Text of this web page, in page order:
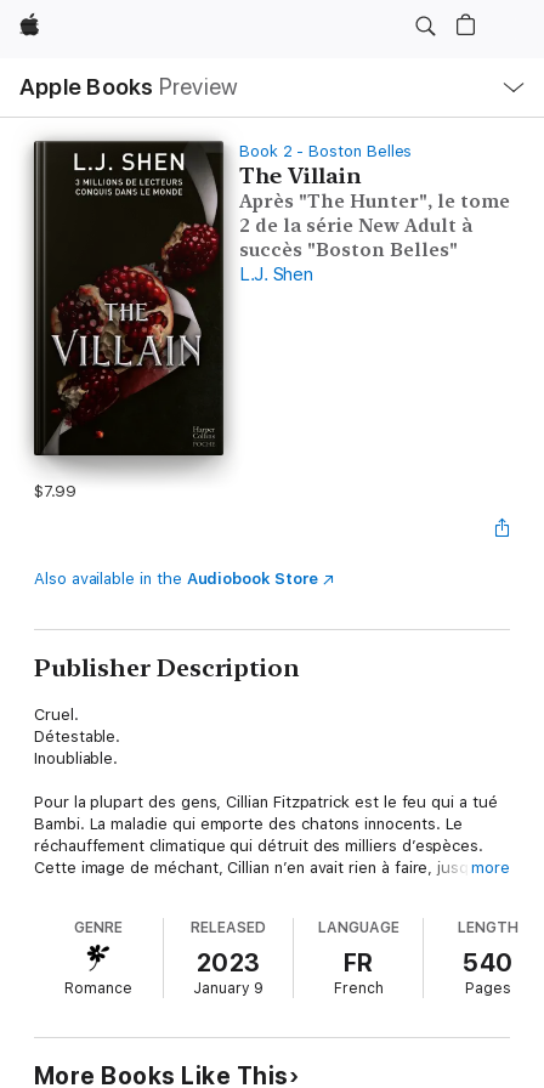
Apple
Apple Books Preview
Nav
Open
Menu
Book 2 - Boston Belles
The Villain
Après "The Hunter", le tome
2 de la série New Adult à
succès "Boston Belles"
L.J. Shen
$7.99
Also available in the Audiobook Store
Publisher Description
Cruel.
Détestable.
Inoubliable.
Pour la plupart des gens, Cillian Fitzpatrick est le feu qui a tué
Bambi. La maladie qui emporte des chatons innocents. Le
réchauffement climatique qui détruit des milliers d’espèces.
Cette image de méchant, Cillian n’en avait rien à faire, jusqu’à
réputation. Et quoi de mieux pour cela qu’un mariage ? Un
malheur n’arrivant jamais seul, il a déjà la candidate idéale :
Perséphone Penrose. La femme à qui il a sauvé la vie quelques
années plus tôt et qui lui a déclaré un amour éternel avant de
Elle a besoin d’argent, et lui d’une épouse douce et jolie qui
saura gagner le cœur du public. D’ailleurs, s’il en avait un, il
more
GENRE
Romance
RELEASED
2023
January 9
LANGUAGE
FR
French
LENGTH
540
Pages
More Books Like This